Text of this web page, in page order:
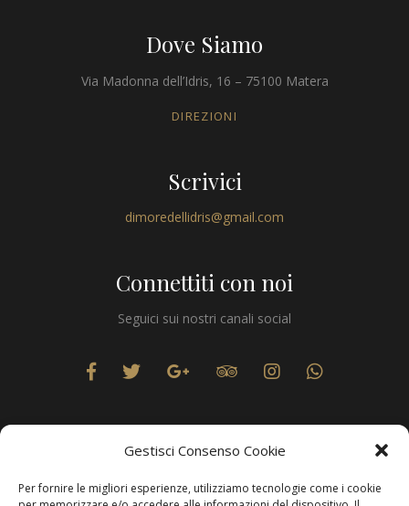
Gestisci Consenso Cookie
Per fornire le migliori esperienze, utilizziamo tecnologie come i cookie
Dove Siamo
Via Madonna dell’Idris, 16 – 75100 Matera
DIREZIONI
Scrivici
dimoredellidris@gmail.com
Connettiti con noi
Seguici sui nostri canali social